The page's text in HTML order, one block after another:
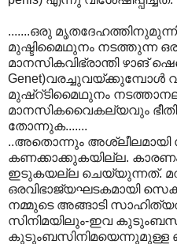
.......ഒരു
മുഷ്ടിമൈഥുനം നടത്തുന്ന ഒരു
മാനസികവിഭ്രാന്തി ഴാങ്
Genet)വരച്ചുവയ്ക്കുമ്പോള്‍
മുഷ്റ്ടിമൈഥുനം
മാനസികവൈകല്യവും‍
തോന്നുക.......
..അതൊന്നും
കണക്കാക്കുകയില്ല.
ഇടുകയല്ല ചെയ്യുന്നത്.
ഒരവിഭാജ്യഘടകമായി
നമ്മുടെ അങ്ങാടി
സിനിമയിലും-ഇവ
കുടുംബസിനിമയെന്നുമുള്ള